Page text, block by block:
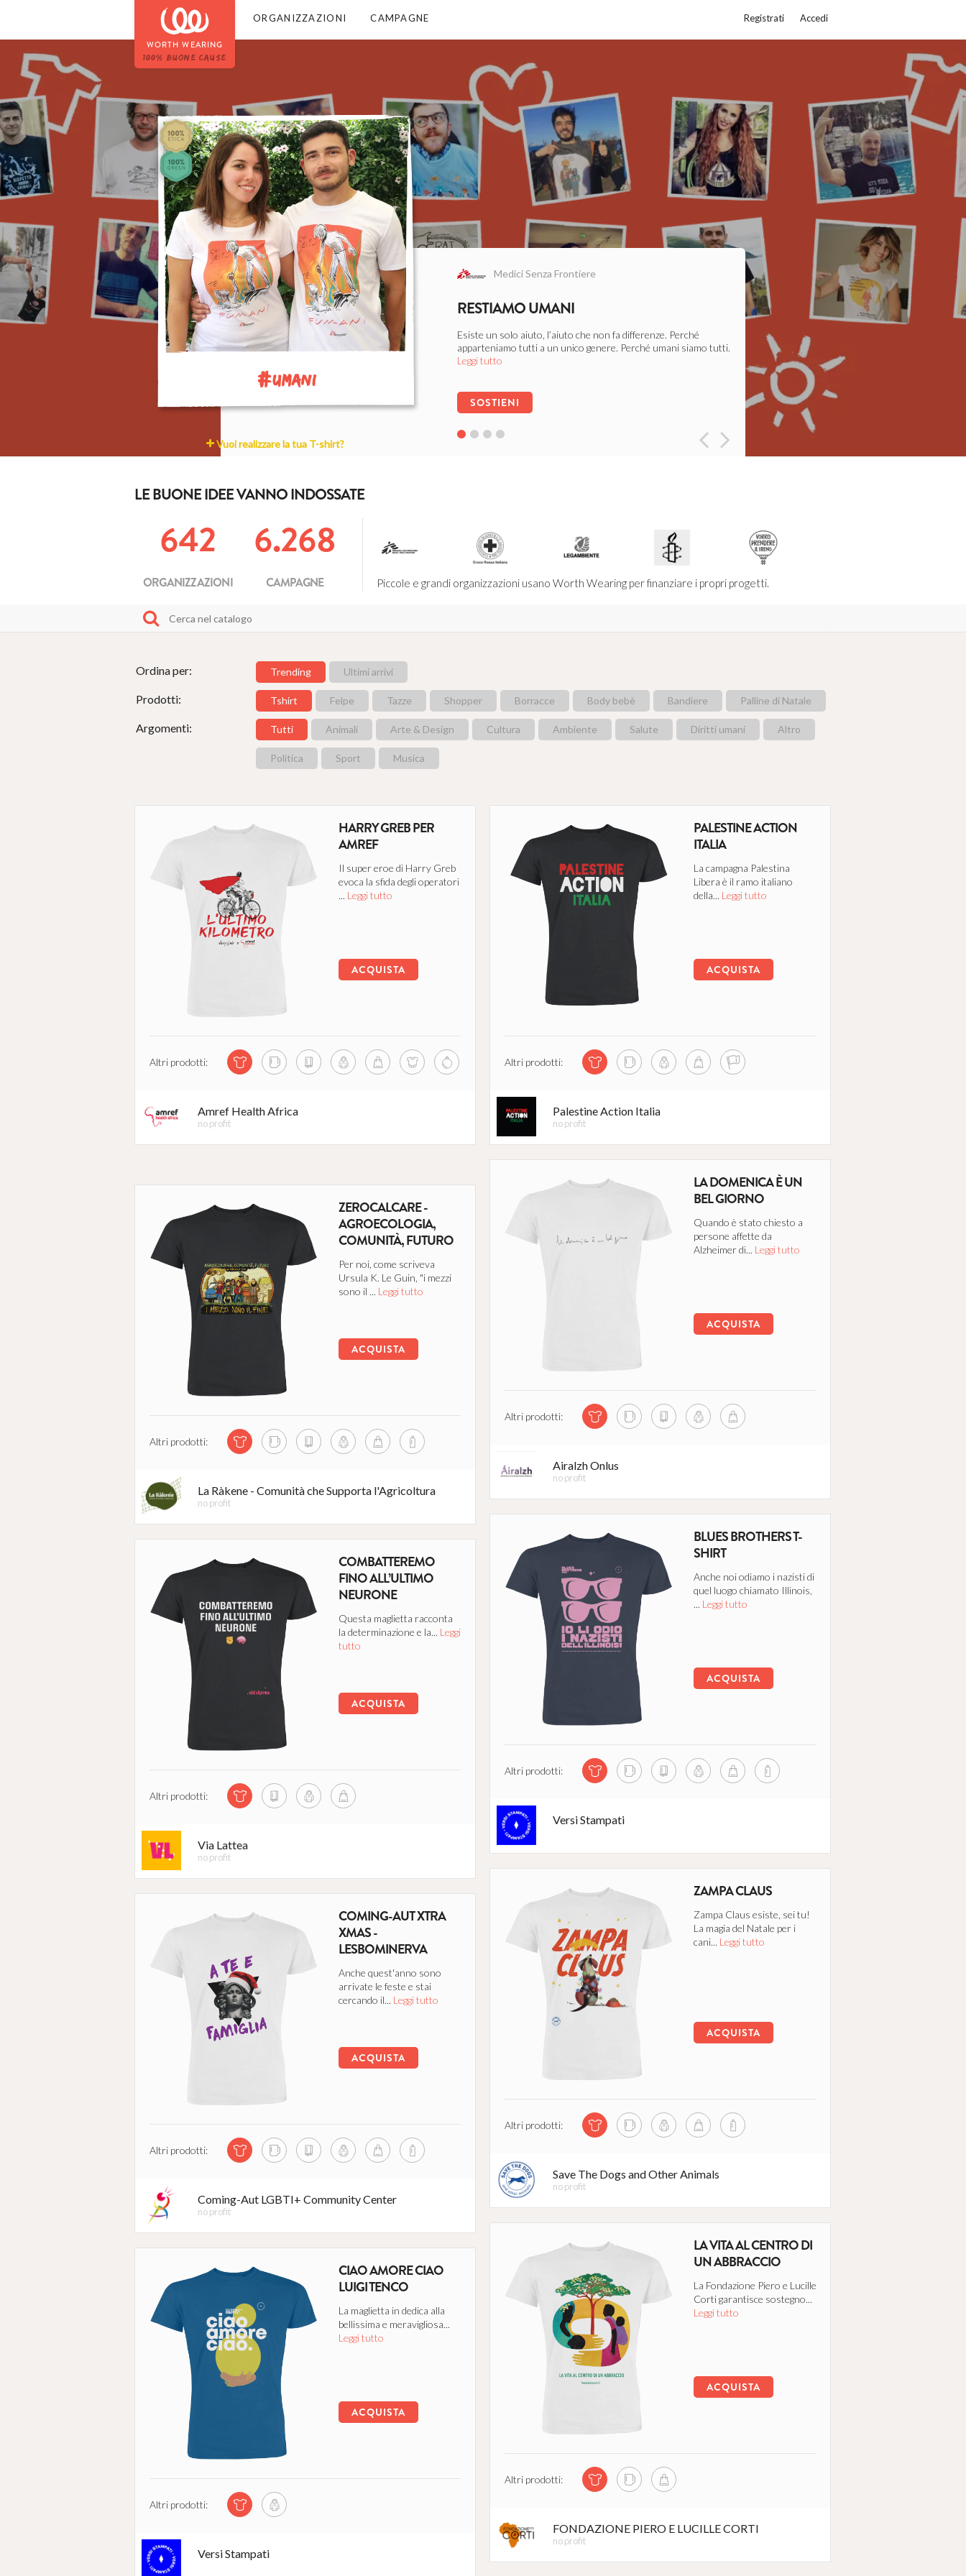
WORTH WEARING
100% BUONE CAUSE
Registrati Accedi
ORGANIZZAZIONI CAMPAGNE
#UMANI
RIVOLUZIONEGENTILE
#INDIFESA
Vuoi realizzare la tua T-shirt?
Medici Senza Frontiere
RESTIAMO UMANI
Esiste un solo aiuto, l’aiuto che non fa differenze. Perché
apparteniamo tutti a un unico genere. Perché umani siamo tutti.
Leggi tutto
SOSTIENI
sui corpi, dove possono vivere mille e mille nuove vite e
catturare mille e mille nuovi lettori.Leggi tutto
UNO ALLA VOLTA
Per offrire educazione, sicurezza e protezione ai minori
profughi, svantaggiati, orfani e dimenticati nei luoghi più caldi
della migrazione globale.Leggi tutto
LE BUONE IDEE VANNO INDOSSATE
642
ORGANIZZAZIONI
6.268
CAMPAGNE Piccole e grandi organizzazioni usano Worth Wearing per finanziare i propri progetti.
Ordina per: Trending Ultimi arrivi
Prodotti: Tshirt Felpe Tazze Shopper Borracce Body bebè Bandiere Palline di Natale
Argomenti: Tutti Animali Arte & Design Cultura Ambiente Salute Diritti umani Altro
Politica Sport Musica
HARRY GREB PER
AMREF
Il super eroe di Harry Greb
evoca la sfida degli operatori
... Leggi tutto
ACQUISTA
Altri prodotti:
Amref Health Africa
no profit
PALESTINE ACTION
ITALIA
La campagna Palestina
Libera è il ramo italiano
della... Leggi tutto
ACQUISTA
Altri prodotti:
Palestine Action Italia
no profit
LA DOMENICA È UN
BEL GIORNO
Quando è stato chiesto a
persone affette da
Alzheimer di... Leggi tutto
ACQUISTA
Altri prodotti:
Airalzh Onlus
no profit
ZEROCALCARE -
AGROECOLOGIA,
COMUNITÀ, FUTURO
Per noi, come scriveva
Ursula K. Le Guin, "i mezzi
sono il ... Leggi tutto
ACQUISTA
Altri prodotti:
La Ràkene - Comunità che Supporta l'Agricoltura
no profit
BLUES BROTHERS T-
SHIRT
Anche noi odiamo i nazisti di
quel luogo chiamato Illinois,
... Leggi tutto
ACQUISTA
Altri prodotti:
Versi Stampati
COMBATTEREMO
FINO ALL’ULTIMO
NEURONE
Questa maglietta racconta
la determinazione e la... Leggi
tutto
ACQUISTA
Altri prodotti:
Via Lattea
no profit
ZAMPA CLAUS
Zampa Claus esiste, sei tu!
La magia del Natale per i
cani... Leggi tutto
ACQUISTA
Altri prodotti:
Save The Dogs and Other Animals
no profit
COMING-AUT XTRA
XMAS -
LESBOMINERVA
Anche quest'anno sono
arrivate le feste e stai
cercando il... Leggi tutto
ACQUISTA
Altri prodotti:
Coming-Aut LGBTI+ Community Center
no profit
LA VITA AL CENTRO DI
UN ABBRACCIO
La Fondazione Piero e Lucille
Corti garantisce sostegno...
Leggi tutto
ACQUISTA
Altri prodotti:
FONDAZIONE PIERO E LUCILLE CORTI
no profit
CIAO AMORE CIAO
LUIGI TENCO
La maglietta in dedica alla
bellissima e meravigliosa...
Leggi tutto
ACQUISTA
Altri prodotti:
Versi Stampati